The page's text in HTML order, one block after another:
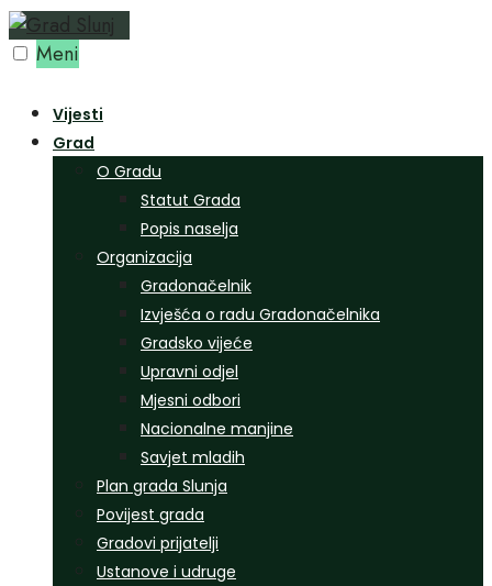
Preskoči
na Meni
Vijesti
Grad
O Gradu
Statut Grada
Popis naselja
Organizacija
Gradonačelnik
Izvješća o radu Gradonačelnika
Gradsko vijeće
Upravni odjel
Mjesni odbori
Nacionalne manjine
Savjet mladih
Plan grada Slunja
Povijest grada
Gradovi prijatelji
Ustanove i udruge